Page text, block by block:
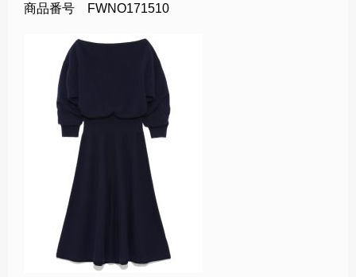
商品番号 FWNO171510